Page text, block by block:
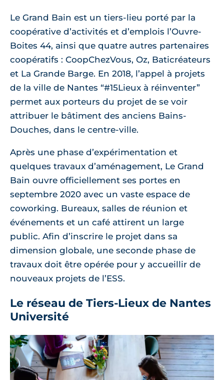
Le Grand Bain est un tiers-lieu porté par la
coopérative d’activités et d’emplois l’Ouvre-
Boites 44, ainsi que quatre autres partenaires
coopératifs : CoopChezVous, Oz, Baticréateurs
et La Grande Barge. En 2018, l’appel à projets
de la ville de Nantes “#15Lieux à réinventer”
permet aux porteurs du projet de se voir
attribuer le bâtiment des anciens Bains-
Douches, dans le centre-ville.
Après une phase d’expérimentation et
quelques travaux d’aménagement, Le Grand
Bain ouvre officiellement ses portes en
septembre 2020 avec un vaste espace de
coworking. Bureaux, salles de réunion et
événements et un café attirent un large
public. Afin d’inscrire le projet dans sa
dimension globale, une seconde phase de
travaux doit être opérée pour y accueillir de
nouveaux projets de l’ESS.
Le réseau de Tiers-Lieux de Nantes
Université